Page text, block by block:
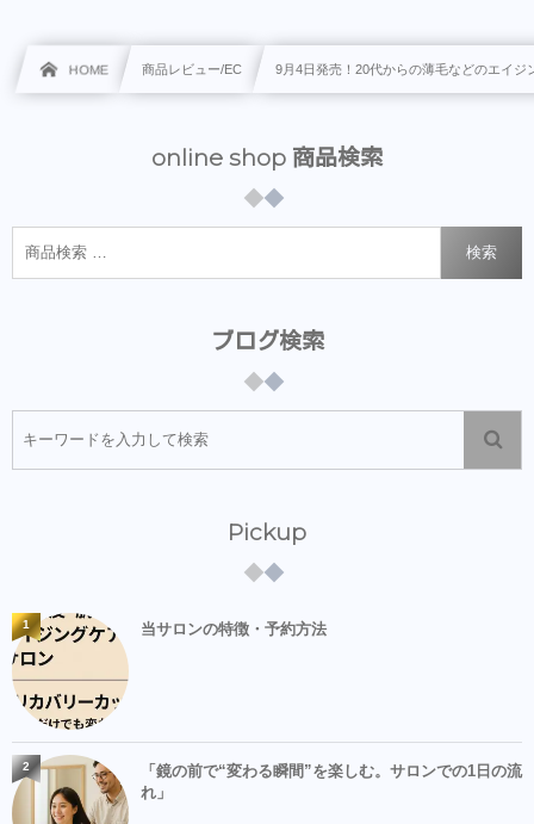
HOME 商品レビュー/EC 9月4日発売！20代からの薄毛などのエイ
online shop 商品検索
検索
ブログ検索
Pickup
当サロンの特徴・予約方法
1
「鏡の前で“変わる瞬間”を楽しむ。サロンでの1日の流
れ」
2